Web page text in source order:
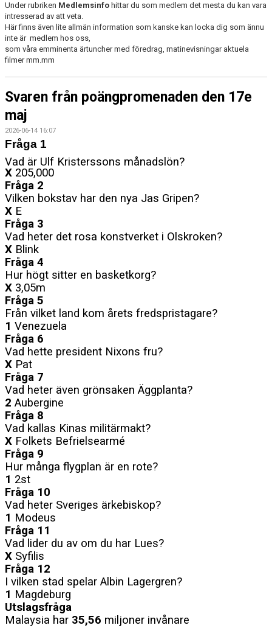
Under rubriken Medlemsinfo hittar du som medlem det mesta du kan vara
intresserad av att veta.
Här finns även lite allmän information som kanske kan locka dig som ännu
inte är medlem hos oss,
som våra emminenta ärtuncher med föredrag, matinevisningar aktuela
filmer mm.mm
Svaren från poängpromenaden den 17e
maj
2026-06-14 16:07
Fråga 1
Vad är Ulf Kristerssons månadslön?
X 205,000
Fråga 2
Vilken bokstav har den nya Jas Gripen?
X E
Fråga 3
Vad heter det rosa konstverket i Olskroken?
X Blink
Fråga 4
Hur högt sitter en basketkorg?
X 3,05m
Fråga 5
Från vilket land kom årets fredspristagare?
1 Venezuela
Fråga 6
Vad hette president Nixons fru?
X Pat
Fråga 7
Vad heter även grönsaken Äggplanta?
2 Aubergine
Fråga 8
Vad kallas Kinas militärmakt?
X Folkets Befrielsearmé
Fråga 9
Hur många flygplan är en rote?
1 2st
Fråga 10
Vad heter Sveriges ärkebiskop?
1 Modeus
Fråga 11
Vad lider du av om du har Lues?
X Syfilis
Fråga 12
I vilken stad spelar Albin Lagergren?
1 Magdeburg
Utslagsfråga
Malaysia har 35,56 miljoner invånare